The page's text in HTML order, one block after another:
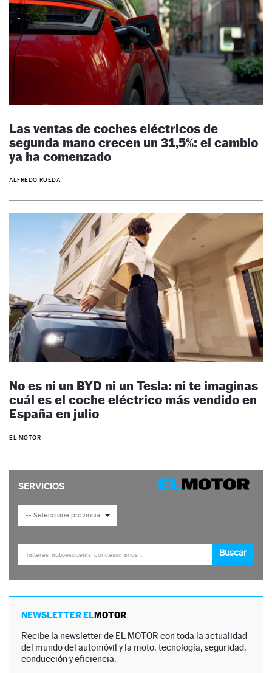
Las ventas de coches eléctricos de
segunda mano crecen un 31,5%: el cambio
ya ha comenzado
ALFREDO RUEDA
No es ni un BYD ni un Tesla: ni te imaginas
cuál es el coche eléctrico más vendido en
España en julio
EL MOTOR
NEWSLETTER ELMOTOR
Recibe la newsletter de EL MOTOR con toda la actualidad
del mundo del automóvil y la moto, tecnología, seguridad,
conducción y eficiencia.